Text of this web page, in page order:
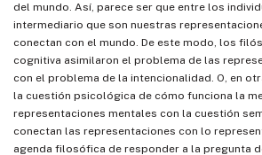
del mundo. Así, parece ser que entre los
intermediario que son nuestras
conectan con el mundo. De este modo, los
cognitiva asimilaron el problema de las
con el problema de la intencionalidad. O, en
la cuestión psicológica de cómo funciona la
representaciones mentales con la cuestión
conectan las representaciones con lo
agenda filosófica de responder a la pregunta